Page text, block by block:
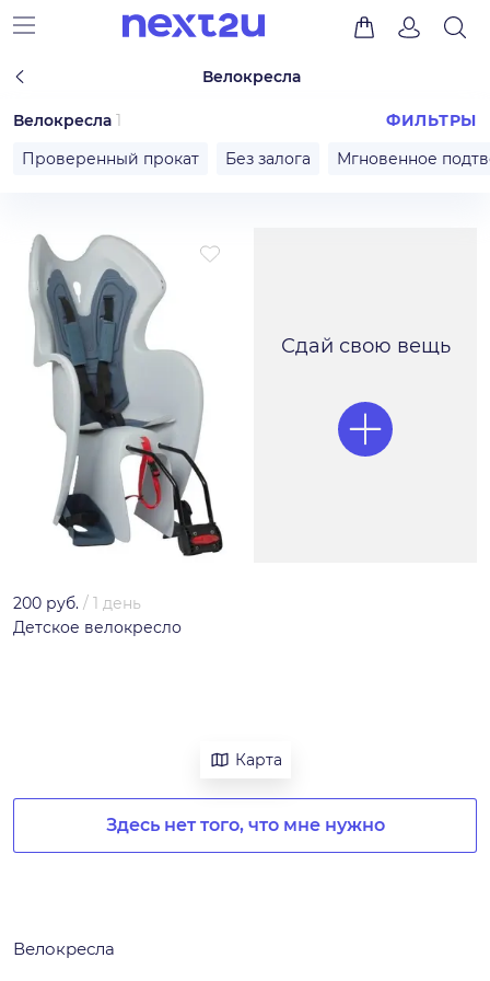
Велокресла
Велокресла 1
ФИЛЬТРЫ
Проверенный прокат
Без залога Мгновенное
200 руб. / 1 день
Детское велокресло
Сдай свою вещь
Карта
Здесь нет того, что мне нужно
Велокресла